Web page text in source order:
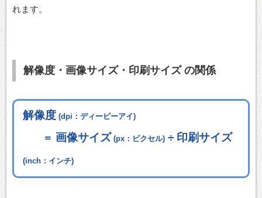
れます。
解像度・画像サイズ・印刷サイズ の関係
解像度 (dpi：ディーピーアイ)
＝ 画像サイズ (px：ピクセル) ÷ 印刷サイズ
(inch：インチ)